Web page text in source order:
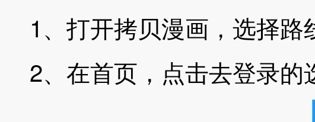
1、打开拷贝漫画，选择路
2、在首页， 点击去登录的